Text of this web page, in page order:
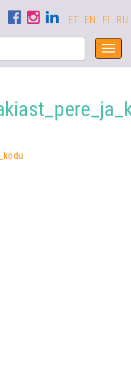
ET EN FI RU